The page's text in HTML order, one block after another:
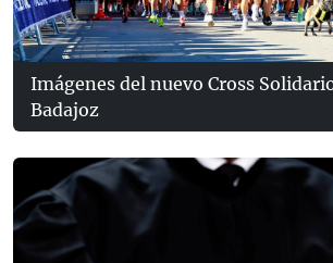
Imágenes del nuevo Cross
Badajoz